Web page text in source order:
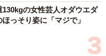
だけの問題じゃないと知
ぐれも気をつけて欲しい
130kgの女性芸人オダウエダ
っそり姿に「マジで」